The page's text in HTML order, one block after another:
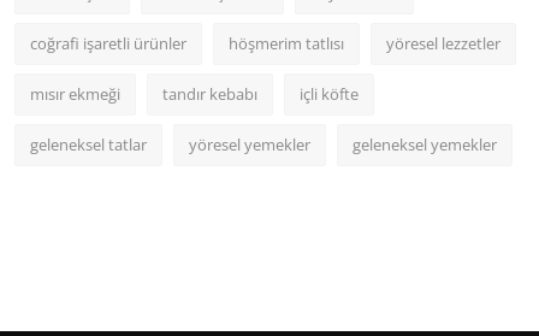
coğrafi işaretli ürünler höşmerim tatlısı yöresel lezzetler
mısır ekmeği tandır kebabı içli köfte
geleneksel tatlar yöresel yemekler geleneksel yemekler